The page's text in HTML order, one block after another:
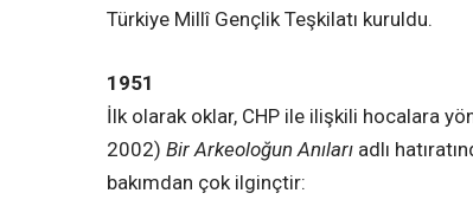
Türkiye Millî Gençlik Teşkilatı kuruldu.
1951
İlk olarak oklar, CHP ile ilişkili hocalara
2002)Bir Arkeoloğun Anıları adlı
bakımdan çok ilginçtir: